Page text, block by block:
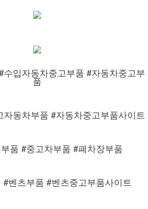
입자동차중고부품 #자동차중고부
품
동차부품 #자동차중고부품사이트
품 #중고차부품 #폐차장부품
벤츠부품 #벤츠중고부품사이트